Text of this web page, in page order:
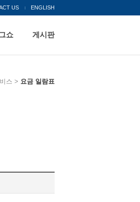
US ENGLISH
쇼 게시판
스 > 요금 일람표